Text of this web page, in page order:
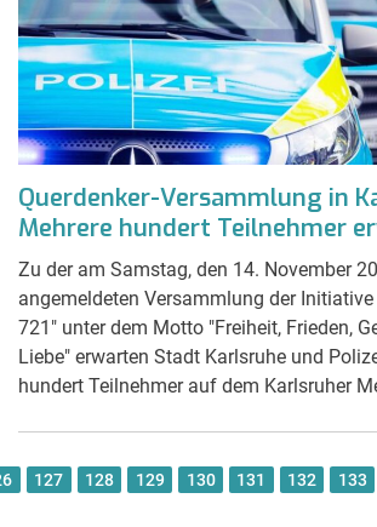
Querdenker-Versammlung in
Mehrere hundert Teilnehmer
Zu der am Samstag, den 14. November
angemeldeten Versammlung der Initiative
721" unter dem Motto "Freiheit, Frieden,
Liebe" erwarten Stadt Karlsruhe und
hundert Teilnehmer auf dem Karlsruher
127 128 129 130 131 132 133